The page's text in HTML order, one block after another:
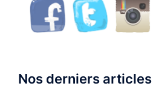
Nos derniers articles